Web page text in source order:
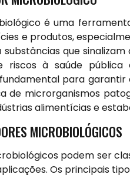
é uma
e produtos,
substâncias que
riscos à saúde pública
para
de microrganismos
alimentícias e
MICROBIOLÓGICOS
podem ser
Os principais